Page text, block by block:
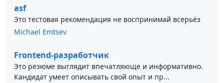
asf
Это тестовая рекомендация не воспринимай всерьёз
Michael Emtsev
Frontend-разработчик
Это резюме выглядит впечатляюще и информативно.
Кандидат умеет описывать свой опыт и пр...